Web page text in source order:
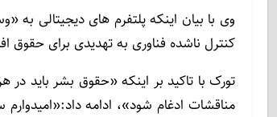
وی با بیان اینکه پلتفرم های دیجیتالی
کنترل ناشده فناوری به تهدیدی برای حقوق
تورک با تاکید بر اینکه «حقوق بشر باید